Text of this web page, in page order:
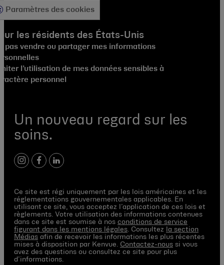
Un nouveau regard sur les
soins.
instagram
facebook
linkedin
Paramètres des cookies
les résidents des États-Unis
pas vendre ou partager mes informations
l’utilisation de mes données sensibles à
personnel
Ce site est régi uniquement par les lois américaines et les
réglementations gouvernementales applicables. En
utilisant ce site, vous acceptez l’application de ces lois et
règlements. Votre utilisation des informations contenues
dans ce site est soumise à nos conditions de service
figurant dans les mentions légales . Consultez
la section
Médias afin de recevoir les informations les plus récentes
mises à disposition par Kenvue. Contactez-nous si vous
avez des questions ou consultez ce site pour plus
d’informations.